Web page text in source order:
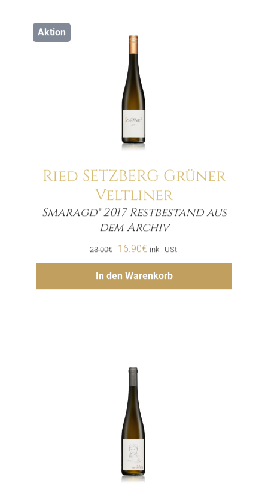
Aktion
Ried SETZBERG Grüner
Veltliner
Smaragd® 2017 Restbestand aus
dem Archiv
23.00€
Ursprünglicher
Preis
war:
23.00€
16.90€Aktueller
Preis
ist:
16.90€.
inkl. USt.
In den Warenkorb
Menge